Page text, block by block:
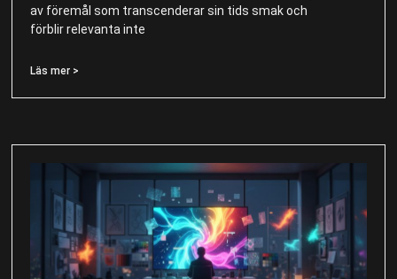
av föremål som transcenderar sin tids smak och
förblir relevanta inte
Läs mer >